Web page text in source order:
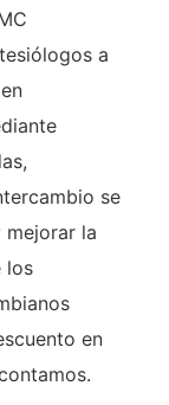
a
se
la
los
en